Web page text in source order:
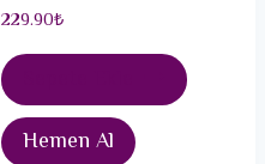
229.90₺
Hemen Al